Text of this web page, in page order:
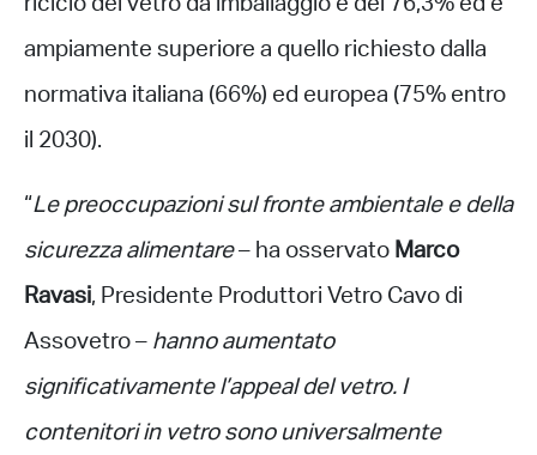
riciclo del vetro da imballaggio è del 76,3% ed è
ampiamente superiore a quello richiesto dalla
normativa italiana (66%) ed europea (75% entro
il 2030).
“Le preoccupazioni sul fronte ambientale e della
sicurezza alimentare– ha osservato Marco
Ravasi, Presidente Produttori Vetro Cavo di
Assovetro – hanno aumentato
significativamente l’appeal del vetro. I
contenitori in vetro sono universalmente